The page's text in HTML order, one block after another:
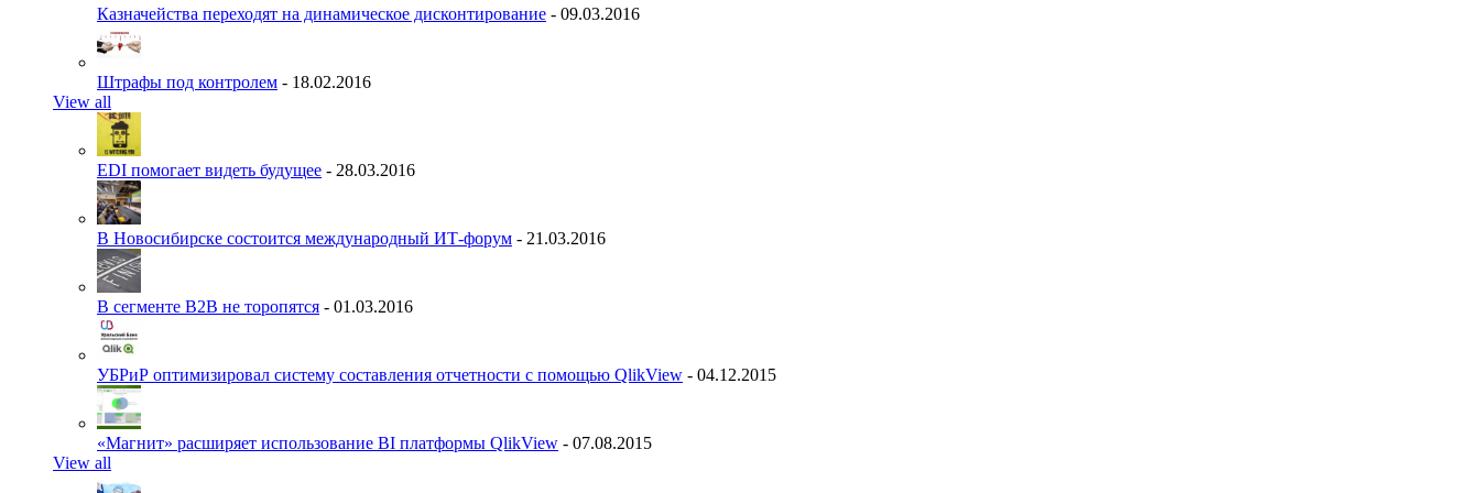
Казначейства переходят на динамическое дисконтирование - 09.03.2016
Штрафы под контролем - 18.02.2016
View all
EDI помогает видеть будущее - 28.03.2016
В Новосибирске состоится международный ИТ-форум - 21.03.2016
В сегменте B2B не торопятся - 01.03.2016
УБРиР оптимизировал систему составления отчетности с помощью QlikView - 04.12.2015
«Магнит» расширяет использование BI платформы QlikView - 07.08.2015
View all